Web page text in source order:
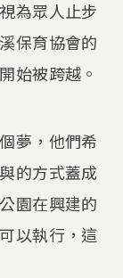
為眾人止步
保育協會的
始被跨越。
夢，他們希
的方式蓋成
園在興建的
以執行，這